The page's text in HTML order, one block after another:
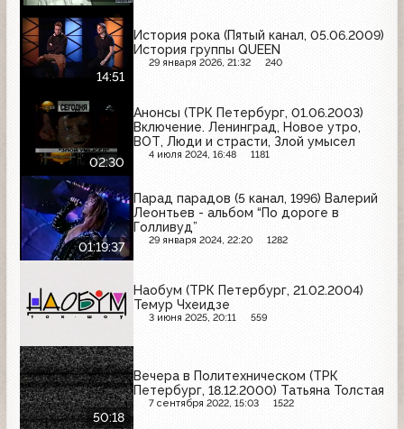
14:51
История рока (Пятый канал, 05.06.2009)
История группы QUEEN
29 января 2026, 21:32 240
02:30
Анонсы (ТРК Петербург, 01.06.2003)
Включение. Ленинград, Новое утро,
ВОТ, Люди и страсти, Злой умысел
4 июля 2024, 16:48 1181
01:19:37
Парад парадов (5 канал, 1996) Валерий
Леонтьев - альбом “По дороге в
Голливуд”
29 января 2024, 22:20 1282
Наобум (ТРК Петербург, 21.02.2004)
Темур Чхеидзе
3 июня 2025, 20:11 559
50:18
Вечера в Политехническом (ТРК
Петербург, 18.12.2000) Татьяна Толстая
7 сентября 2022, 15:03 1522